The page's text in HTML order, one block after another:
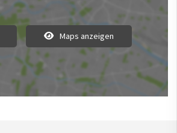
Maps anzeigen